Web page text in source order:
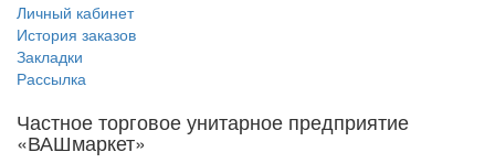
Личный кабинет
История заказов
Закладки
Рассылка
Частное торговое унитарное предприятие
«ВАШмаркет»